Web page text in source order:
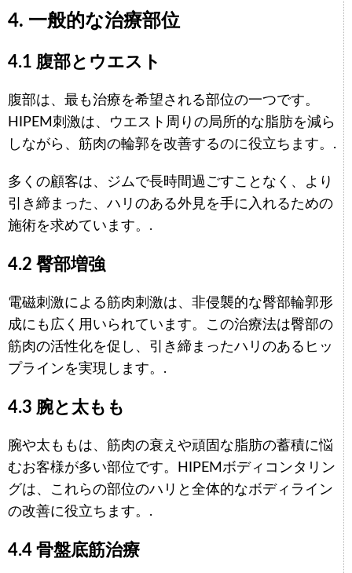
4. 一般的な治療部位
4.1 腹部とウエスト
腹部は、最も治療を希望される部位の一つです。
HIPEM刺激は、ウエスト周りの局所的な脂肪を減ら
しながら、筋肉の輪郭を改善するのに役立ちます。.
多くの顧客は、ジムで長時間過ごすことなく、より
引き締まった、ハリのある外見を手に入れるための
施術を求めています。.
4.2 臀部増強
電磁刺激による筋肉刺激は、非侵襲的な臀部輪郭形
成にも広く用いられています。この治療法は臀部の
筋肉の活性化を促し、引き締まったハリのあるヒッ
プラインを実現します。.
4.3 腕と太もも
腕や太ももは、筋肉の衰えや頑固な脂肪の蓄積に悩
むお客様が多い部位です。HIPEMボディコンタリン
グは、これらの部位のハリと全体的なボディライン
の改善に役立ちます。.
4.4 骨盤底筋治療